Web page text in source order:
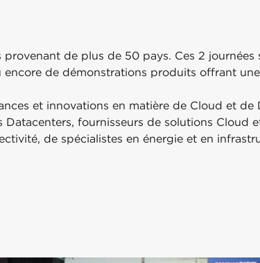
de plus de 50 pays. Ces 2 journées
de démonstrations produits offrant
et innovations en matière de Cloud et de
fournisseurs de solutions Cloud
de spécialistes en énergie et en